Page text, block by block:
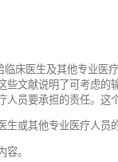
床医生及其他专业
些文献说明了可考虑
员要承担的责任。
或其他专业医疗人员
容。